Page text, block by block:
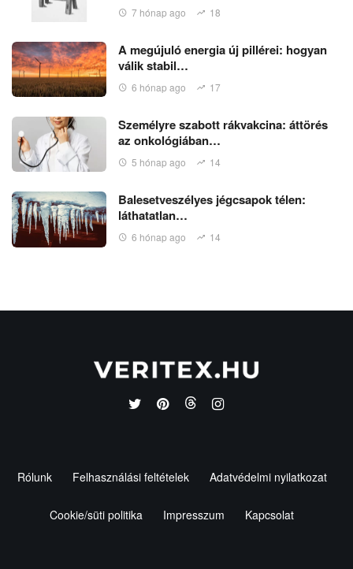
7 hónap ago 18
A megújuló energia új pillérei: hogyan
válik stabil…
6 hónap ago 17
Személyre szabott rákvakcina: áttörés
az onkológiában…
5 hónap ago 14
Balesetveszélyes jégcsapok télen:
láthatatlan…
6 hónap ago 14
Rólunk Felhasználási feltételek Adatvédelmi nyilatkozat
Cookie/süti politika Impresszum Kapcsolat